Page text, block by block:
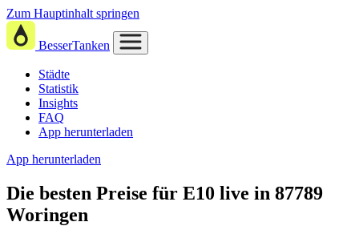
Zum Hauptinhalt springen
BesserTanken
Städte
Statistik
Insights
FAQ
App herunterladen
App herunterladen
Die besten Preise für E10 live in 87789
Woringen